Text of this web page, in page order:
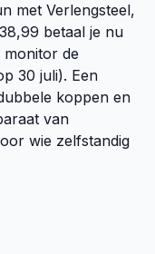
met Verlengsteel,
betaal je nu
monitor de
30 juli). Een
koppen en
van
wie zelfstandig